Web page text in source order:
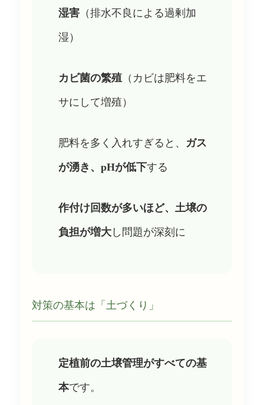
湿害 （排水不良による過剰加
湿）
カビ菌の繁殖（カビは肥料をエ
サにして増殖）
肥料を多く入れすぎると、 ガス
が湧き、pHが低下する
作付け回数が多いほど、土壌の
負担が増大 し問題が深刻に
対策の基本は「土づくり」
定植前の土壌管理がすべての基
本です。